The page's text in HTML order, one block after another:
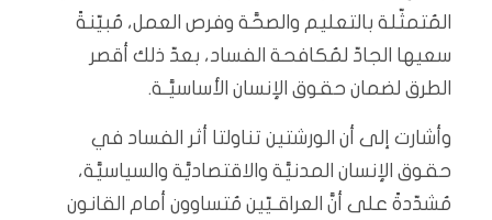
المُتمثّلة بالتعليم والصحَّة وفرص العمل، مُبيّنةً
سعيها الجادّ لمُكافحة الفساد، بعدّ ذلك أقصر
الطرق لضمان حقوق الإنسان الأساسيَّـة.
وأشارت إلى أن الورشتين تناولتا أثر الفساد في
حقوق الإنسان المدنيَّة والاقتصاديَّة والسياسيَّة،
مُشدّدةً على أنَّ العراقـيّين مُتساوون أمام القانون